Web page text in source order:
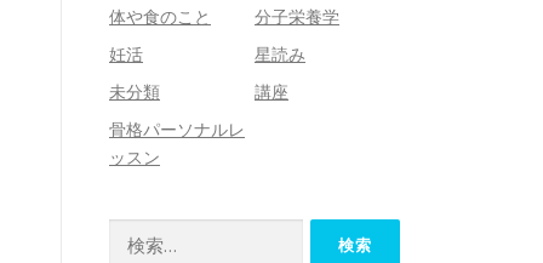
体や食のこと
分子栄養学
妊活
星読み
未分類
講座
骨格パーソナルレ
ッスン